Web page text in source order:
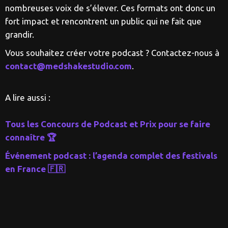
nombreuses voix de s’élever. Ces formats ont donc un
fort impact et rencontrent un public qui ne fait que
grandir.
Vous souhaitez créer votre podcast ? Contactez-nous à
contact@medshakestudio.com.
A lire aussi :
Tous les Concours de Podcast et Prix pour se faire
connaître 🏆
Événement podcast : l’agenda complet des festivals
en France 🇫🇷